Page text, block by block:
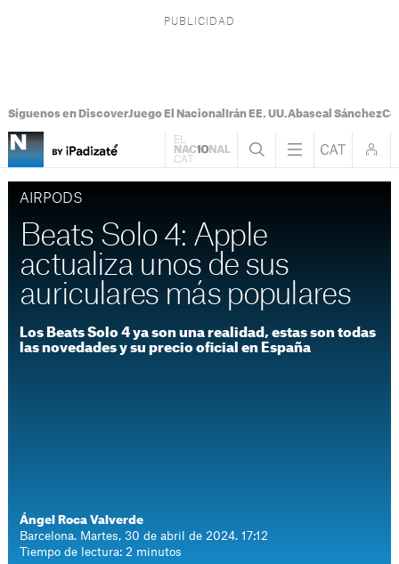
Síguenos en DiscoverJuego El Nacional Irán EE. UU.Abascal Sánchez
AIRPODS
Beats Solo 4: Apple
actualiza unos de sus
auriculares más populares
Los Beats Solo 4 ya son una realidad, estas son todas
las novedades y su precio oficial en España
Ángel Roca Valverde
Barcelona. Martes, 30 de abril de 2024. 17:12
Tiempo de lectura: 2 minutos